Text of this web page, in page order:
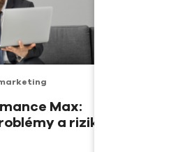
Max:
a riziká